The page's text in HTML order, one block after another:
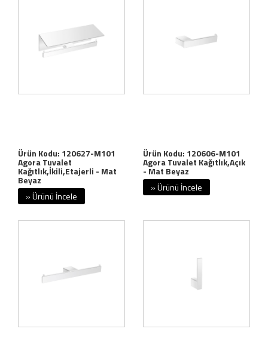
Ürün Kodu: 120627-M101
Agora Tuvalet
Kağıtlık,İkili,Etajerli - Mat
Beyaz
» Ürünü İncele
Ürün Kodu: 120606-M101
Agora Tuvalet Kağıtlık,Açık
- Mat Beyaz
» Ürünü İncele